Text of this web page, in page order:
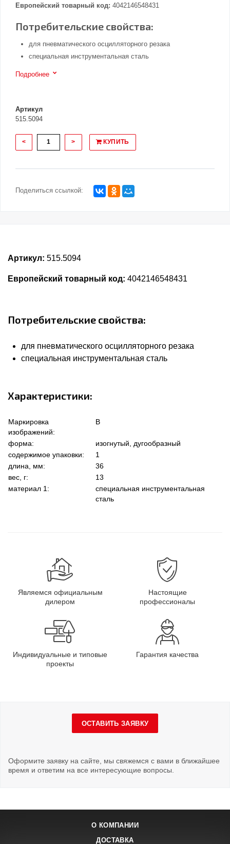
Европейский товарный код: 4042146548431
Потребительские свойства:
для пневматического осцилляторного резака
специальная инструментальная сталь
Подробнее
Артикул
515.5094
< > КУПИТЬ
Поделиться ссылкой:
Артикул: 515.5094
Европейский товарный код: 4042146548431
Потребительские свойства:
для пневматического осцилляторного резака
специальная инструментальная сталь
Характеристики:
Маркировка
изображений:
B
форма:
изогнутый, дугообразный
содержимое упаковки:
1
длина, мм:
36
вес, г:
13
материал 1:
специальная инструментальная
сталь
Являемся официальным
дилером
Настоящие
профессионалы
Индивидуальные и типовые
проекты
Гарантия качества
ОСТАВИТЬ ЗАЯВКУ
Оформите заявку на сайте, мы свяжемся с вами в ближайшее
время и ответим на все интересующие вопросы.
О КОМПАНИИ
ДОСТАВКА